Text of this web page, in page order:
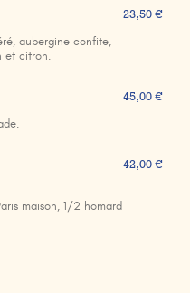
aubergine confite,
et citron.
23,50 €
45,00 €
maison, 1/2 homard
42,00 €